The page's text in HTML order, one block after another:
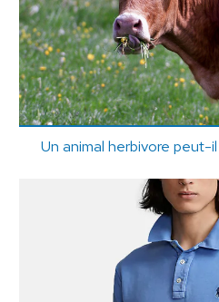
Un animal herbivore peut-